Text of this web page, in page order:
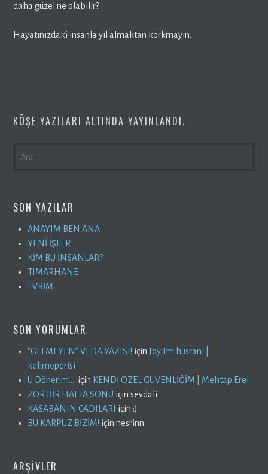
daha güzel ne olabilir?
Hayatınızdaki insanla yıl almaktan korkmayın.
KÖŞE YAZILARI ALTINDA YAYINLANDI.
SON YAZILAR
ANAYIM BEN ANA
YENİ İŞLER
KİM BU İNSANLAR?
TIMARHANE
EVRİM
SON YORUMLAR
“GELMEYEN” VEDA YAZISI! içinJoy Fm hüsranı |
kelimeperisi
U Dönerim…. için KENDİ ÖZEL GÜVENLİĞİM | Mehtap Erel
ZOR BİR HAFTA SONU içinsevdali
KASABANIN CADILARI
için :)
BU KARPUZ BİZİM! içinnesrinn
ARŞIVLER